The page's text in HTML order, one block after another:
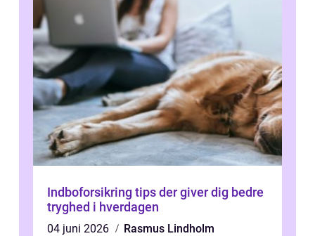
Indboforsikring tips der giver dig bedre
tryghed i hverdagen
04 juni 2026
Rasmus Lindholm